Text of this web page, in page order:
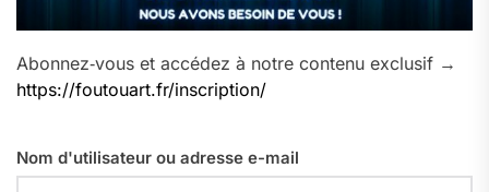
Abonnez‑vous et accédez à notre contenu exclusif →
https://foutouart.fr/inscription/
Nom d'utilisateur ou adresse e-mail